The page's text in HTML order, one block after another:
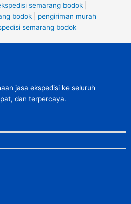
semarang bodok
bodok
pengiriman murah
semarang bodok
jasa ekspedisi ke seluruh
dan terpercaya.